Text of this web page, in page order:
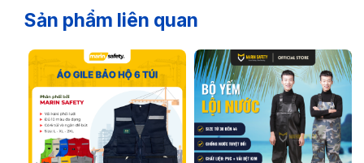
Sản phẩm liên quan